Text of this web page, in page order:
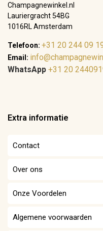
Champagnewinkel.nl
Lauriergracht 54BG
1016RL Amsterdam
Telefoon: +31 20 244 09
Email:
WhatsApp +31 20
Extra informatie
Contact
Over ons
Onze Voordelen
Algemene voorwaarden